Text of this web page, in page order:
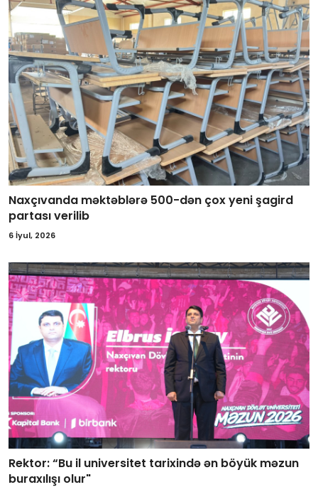
Naxçıvanda məktəblərə 500-dən çox yeni şagird
partası verilib
6 İyul, 2026
Rektor: “Bu il universitet tarixində ən böyük məzun
buraxılışı olur"